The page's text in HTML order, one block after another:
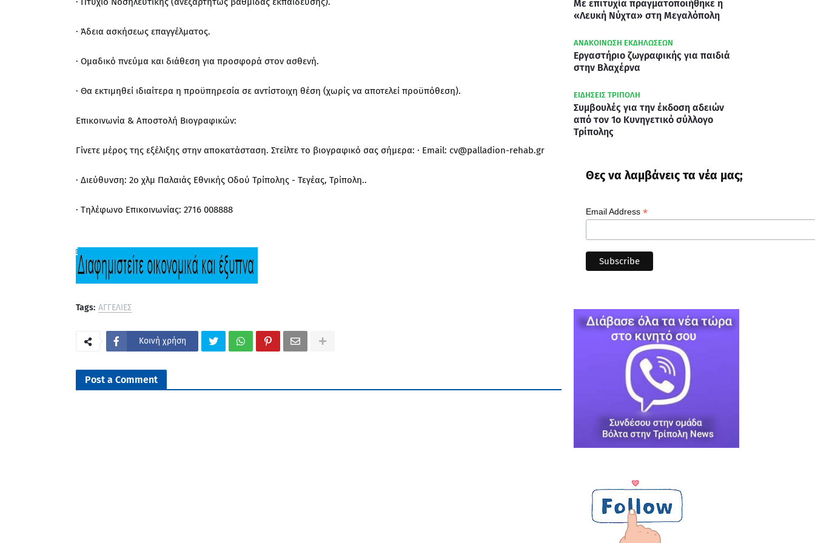
· Άδεια ασκήσεως επαγγέλματος.
· Ομαδικό πνεύμα και διάθεση για προσφορά στον ασθενή.
· Θα εκτιμηθεί ιδιαίτερα η προϋπηρεσία σε αντίστοιχη θέση (χωρίς να αποτελεί προϋπόθεση).
Επικοινωνία & Αποστολή Βιογραφικών:
Γίνετε μέρος της εξέλιξης στην αποκατάσταση. Στείλτε το βιογραφικό σας σήμερα: · Email: cv@palladion-rehab.gr
· Διεύθυνση: 2ο χλμ Παλαιάς Εθνικής Οδού Τρίπολης - Τεγέας, Τρίπολη..
· Τηλέφωνο Επικοινωνίας: 2716 008888
Tags: ΑΓΓΕΛΙΕΣ
Κοινή χρήση
Post a Comment
Με επιτυχία πραγματοποιήθηκε η
«Λευκή Νύχτα» στη Μεγαλόπολη
ΑΝΑΚΟΙΝΩΣΗ ΕΚΔΗΛΩΣΕΩΝ
Εργαστήριο ζωγραφικής για παιδιά
στην Βλαχέρνα
ΕΙΔΗΣΕΙΣ ΤΡΙΠΟΛΗ
Συμβουλές για την έκδοση αδειών
από τον 1ο Κυνηγετικό σύλλογο
Τρίπολης
Θες να λαμβάνεις τα νέα μας;
Email Address *